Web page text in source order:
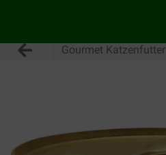
Gourmet Katzenfutter